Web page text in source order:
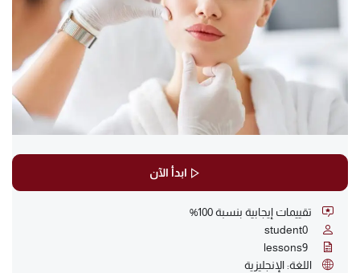
ابدأ الآن
تقييمات إيجابية بنسبة 100%
0
student
9
lessons
اللغة: الإنجليزية